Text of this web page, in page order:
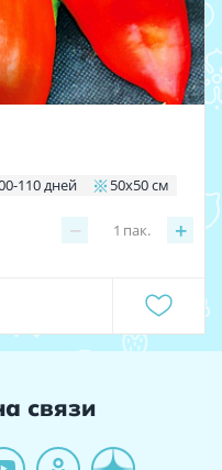
110 дней 50х50 см
− +
1 пак.
связи